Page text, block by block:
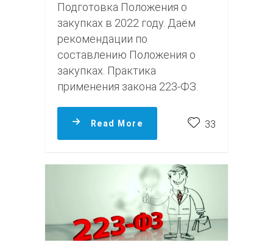
Подготовка Положения о
закупках в 2022 году. Даём
рекомендации по
составлению Положения о
закупках. Практика
применения закона 223-ФЗ.
Read More 33